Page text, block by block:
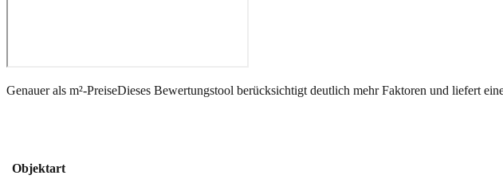
Genauer als m²-PreiseDieses Bewertungstool berücksichtigt deutlich mehr Faktoren und liefert
Objektart